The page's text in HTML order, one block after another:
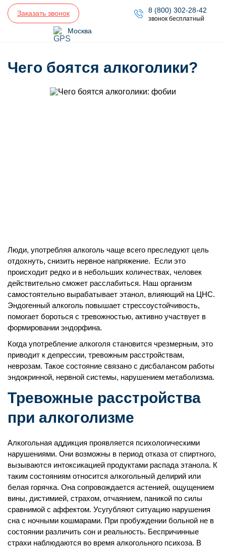
8 (800) 302-28-42
звонок бесплатный
Заказать звонок
Москва
Чего боятся алкоголики?
Люди, употребляя алкоголь чаще всего преследуют цель
отдохнуть, снизить нервное напряжение. Если это
происходит редко и в небольших количествах, человек
действительно сможет расслабиться. Наш организм
самостоятельно вырабатывает этанол, влияющий на ЦНС.
Эндогенный алкоголь повышает стрессоустойчивость,
помогает бороться с тревожностью, активно участвует в
формировании эндорфина.
Когда употребление алкоголя становится чрезмерным, это
приводит к депрессии, тревожным расстройствам,
неврозам. Такое состояние связано с дисбалансом работы
эндокринной, нервной системы, нарушением метаболизма.
Тревожные расстройства
при алкоголизме
Алкогольная аддикция проявляется психологическими
нарушениями. Они возможны в период отказа от спиртного,
вызываются интоксикацией продуктами распада этанола. К
таким состояниям относится алкогольный делирий или
белая горячка. Она сопровождается астенией, ощущением
вины, дистимией, страхом, отчаянием, паникой по силы
сравнимой с аффектом. Усугубляют ситуацию нарушения
сна с ночными кошмарами. При пробуждении больной не в
состоянии различить сон и реальность. Беспричинные
страхи наблюдаются во время алкогольного психоза. В